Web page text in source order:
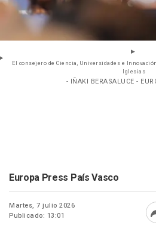
El consejero de Ciencia, Universidades e
Iglesias
- IÑAKI BERASALUCE -
Europa Press País Vasco
Martes, 7 julio 2026
Publicado: 13:01